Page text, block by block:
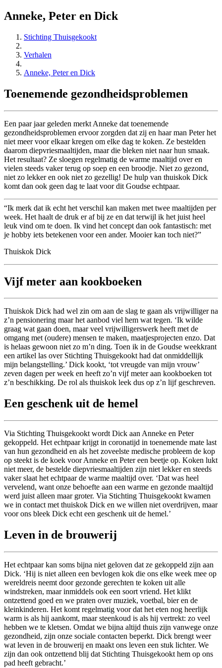
Anneke, Peter en Dick
Stichting Thuisgekookt
Verhalen
Anneke, Peter en Dick
Toenemende gezondheidsproblemen
Een paar jaar geleden merkt Anneke dat toenemende
gezondheidsproblemen ervoor zorgden dat zij en haar man Peter het
niet meer voor elkaar kregen om elke dag te koken. Ze bestelden
daarom diepvriesmaaltijden, maar die bleken niet naar hun smaak.
Het resultaat? Ze sloegen regelmatig de warme maaltijd over en
vielen steeds vaker terug op soep en een broodje. Niet zo gezond,
niet zo lekker en ook niet zo gezellig! De hulp van thuiskok Dick
komt dan ook geen dag te laat voor dit Goudse echtpaar.
Ik merk dat ik echt het verschil kan maken met twee maaltijden per
week. Het haalt de druk er af bij ze en dat terwijl ik het juist heel
leuk vind om te doen. Ik vind het concept dan ook fantastisch: met
je hobby iets betekenen voor een ander. Mooier kan toch niet?
Thuiskok Dick
Vijf meter aan kookboeken
Thuiskok Dick had wel zin om aan de slag te gaan als vrijwilliger na
z’n pensionering maar het aanbod viel hem wat tegen. ‘Ik wilde
graag wat gaan doen, maar veel vrijwilligerswerk heeft met de
omgang met (oudere) mensen te maken, maatjesprojecten enzo. Dat
is helaas gewoon niet zo m’n ding. Toen ik in de Goudse weekkrant
een artikel las over Stichting Thuisgekookt had dat onmiddellijk
mijn belangstelling.’ Dick kookt, ‘tot vreugde van mijn vrouw’
zeven dagen per week en heeft zo’n vijf meter aan kookboeken tot
z’n beschikking. De rol als thuiskok leek dus op z’n lijf geschreven.
Een geschenk uit de hemel
Via Stichting Thuisgekookt wordt Dick aan Anneke en Peter
gekoppeld. Het echtpaar krijgt in coronatijd in toenemende mate last
van hun gezondheid en als het zoveelste medische probleem de kop
op steekt is de koek voor Anneke en Peter een beetje op. Koken lukt
niet meer, de bestelde diepvriesmaaltijden zijn niet lekker en steeds
vaker slaat het echtpaar de warme maaltijd over. ‘Dat was heel
vervelend, want onze behoefte aan een warme en gezonde maaltijd
werd juist alleen maar groter. Via Stichting Thuisgekookt kwamen
we in contact met thuiskok Dick en we willen niet overdrijven, maar
voor ons bleek Dick echt een geschenk uit de hemel.’
Leven in de brouwerij
Het echtpaar kan soms bijna niet geloven dat ze gekoppeld zijn aan
Dick. ‘Hij is niet alleen een bevlogen kok die ons elke week mee op
wereldreis neemt door gezonde gerechten te koken uit alle
windstreken, maar inmiddels ook een soort vriend. Het klikt
ontzettend goed en we praten over muziek, voetbal, bier en de
kleinkinderen. Het komt regelmatig voor dat het eten nog heerlijk
warm is als hij aankomt, maar steenkoud is als hij vertrekt: zo veel
hebben we te kletsen. Omdat we bijna altijd thuis zijn vanwege onze
gezondheid, zijn onze sociale contacten beperkt. Dick brengt weer
wat leven in de brouwerij en maakt ons leven een stuk lichter. We
zijn dan ook ontzettend blij dat Stichting Thuisgekookt hem op ons
pad heeft gebracht.’